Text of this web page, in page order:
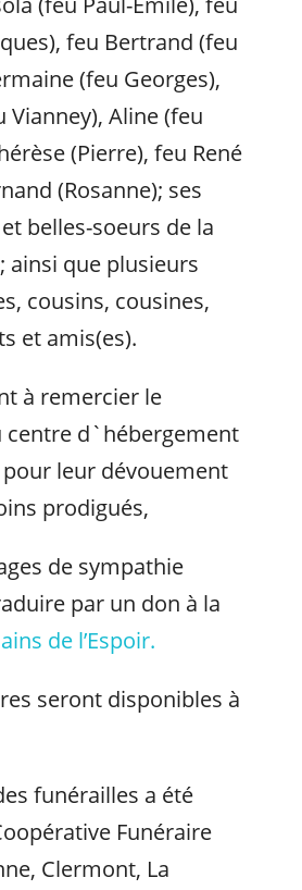
feu Bertrand (feu
(feu Georges),
Vianney), Aline (feu
(Pierre), feu René
(Rosanne); ses
belles-soeurs de la
ainsi que plusieurs
cousins, cousines,
et amis(es).
à remercier le
centre d`hébergement
leur dévouement
prodigués,
de sympathie
par un don à la
de l’Espoir.
seront disponibles à
funérailles a été
Funéraire
Clermont, La